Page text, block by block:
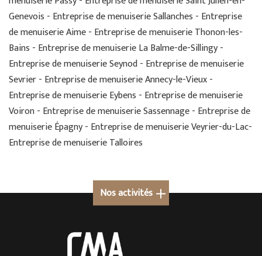
Genevois - Entreprise de menuiserie Sallanches - Entreprise
de menuiserie Aime - Entreprise de menuiserie Thonon-les-
Bains - Entreprise de menuiserie La Balme-de-Sillingy -
Entreprise de menuiserie Seynod - Entreprise de menuiserie
Sevrier - Entreprise de menuiserie Annecy-le-Vieux -
Entreprise de menuiserie Eybens - Entreprise de menuiserie
Voiron - Entreprise de menuiserie Sassennage - Entreprise de
menuiserie Épagny - Entreprise de menuiserie Veyrier-du-Lac-
Entreprise de menuiserie Talloires
Nos activités
Cuisine sur mesure en Rhône-Alpes